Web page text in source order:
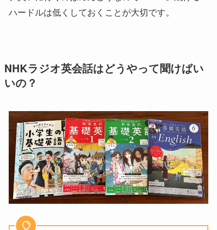
ハードルは低くしておくことが大切です。
NHKラジオ英会話はどうやって聞けばい
いの？